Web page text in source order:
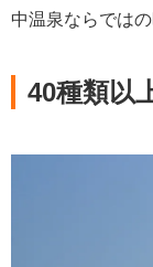
中温泉ならでは
40種類以